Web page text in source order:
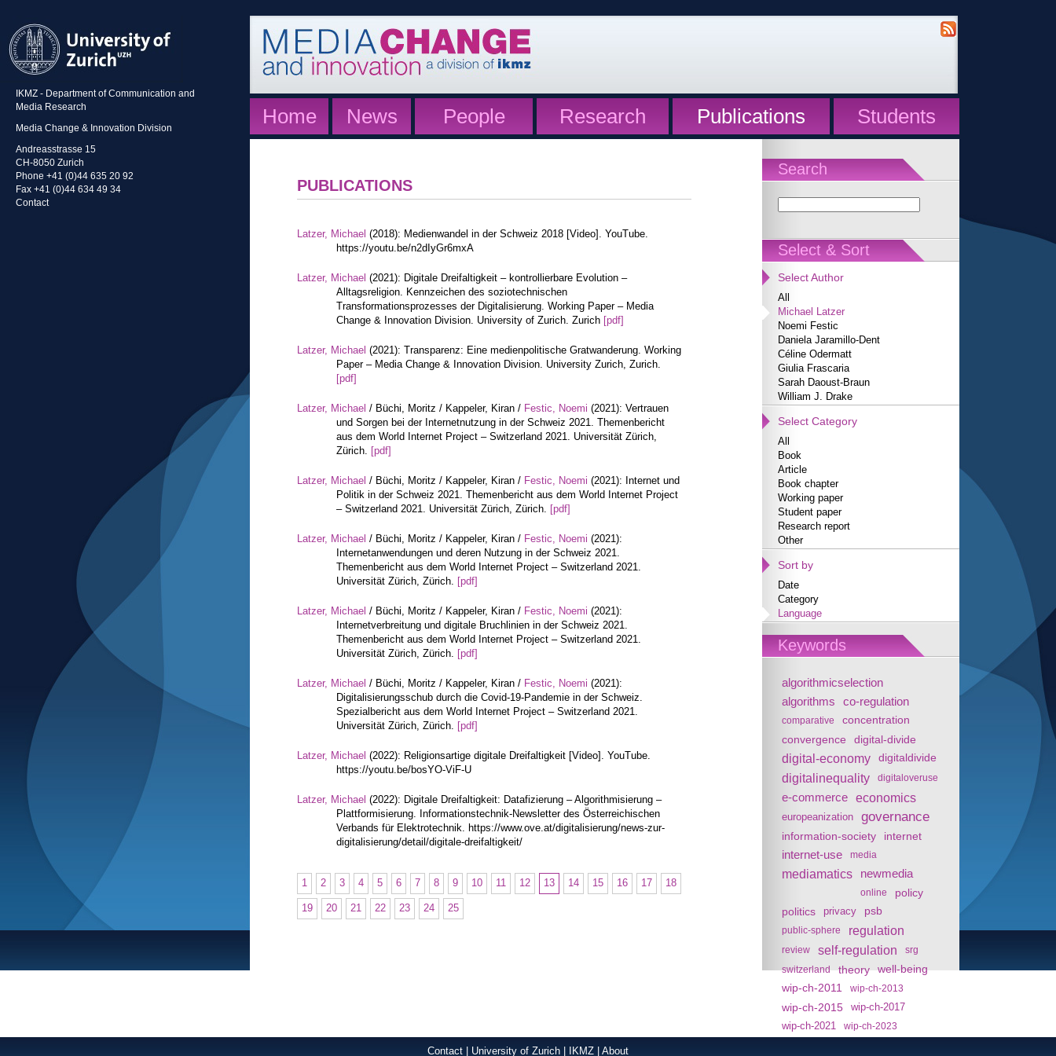
IKMZ - Department of Communication and
Media Research
Media Change & Innovation Division
Andreasstrasse 15
CH-8050 Zurich
Phone +41 (0)44 635 20 92
Fax +41 (0)44 634 49 34
Contact
Home News People Research Publications Students
Search
Select & Sort
Select Author
All
Michael Latzer
Noemi Festic
Daniela Jaramillo-Dent
Céline Odermatt
Giulia Frascaria
Sarah Daoust-Braun
William J. Drake
Select Category
All
Book
Article
Book chapter
Working paper
Student paper
Research report
Other
Sort by
Date
Category
Language
Keywords
algorithmicselection
algorithms
co-regulation
comparative concentration
convergence digital-divide
digital-economy digitaldivide
digitalinequality digitaloveruse
e-commerce economics
europeanization governance
information-society internet
internet-use media
mediamatics newmedia
online
policy
politics
privacy psb
public-sphere regulation
review self-regulation
srg
switzerland
theory
well-being
wip-ch-2011
wip-ch-2013
wip-ch-2015
wip-ch-2017
wip-ch-2021
wip-ch-2023
PUBLICATIONS
Latzer, Michael (2018): Medienwandel in der Schweiz 2018 [Video]. YouTube.
https://youtu.be/n2dIyGr6mxA
Latzer, Michael (2021): Digitale Dreifaltigkeit – kontrollierbare Evolution –
Alltagsreligion. Kennzeichen des soziotechnischen
Transformationsprozesses der Digitalisierung. Working Paper – Media
Change & Innovation Division. University of Zurich. Zurich [pdf]
Latzer, Michael (2021): Transparenz: Eine medienpolitische Gratwanderung. Working
Paper – Media Change & Innovation Division. University Zurich, Zurich.
[pdf]
Latzer, Michael / Büchi, Moritz / Kappeler, Kiran / Festic, Noemi (2021): Vertrauen
und Sorgen bei der Internetnutzung in der Schweiz 2021. Themenbericht
aus dem World Internet Project – Switzerland 2021. Universität Zürich,
Zürich. [pdf]
Latzer, Michael / Büchi, Moritz / Kappeler, Kiran / Festic, Noemi (2021): Internet und
Politik in der Schweiz 2021. Themenbericht aus dem World Internet Project
– Switzerland 2021. Universität Zürich, Zürich. [pdf]
Latzer, Michael / Büchi, Moritz / Kappeler, Kiran / Festic, Noemi (2021):
Internetanwendungen und deren Nutzung in der Schweiz 2021.
Themenbericht aus dem World Internet Project – Switzerland 2021.
Universität Zürich, Zürich. [pdf]
Latzer, Michael / Büchi, Moritz / Kappeler, Kiran / Festic, Noemi (2021):
Internetverbreitung und digitale Bruchlinien in der Schweiz 2021.
Themenbericht aus dem World Internet Project – Switzerland 2021.
Universität Zürich, Zürich. [pdf]
Latzer, Michael / Büchi, Moritz / Kappeler, Kiran / Festic, Noemi (2021):
Digitalisierungsschub durch die Covid-19-Pandemie in der Schweiz.
Spezialbericht aus dem World Internet Project – Switzerland 2021.
Universität Zürich, Zürich. [pdf]
Latzer, Michael (2022): Religionsartige digitale Dreifaltigkeit [Video]. YouTube.
https://youtu.be/bosYO-ViF-U
Latzer, Michael (2022): Digitale Dreifaltigkeit: Datafizierung – Algorithmisierung –
Plattformisierung. Informationstechnik-Newsletter des Österreichischen
Verbands für Elektrotechnik. https://www.ove.at/digitalisierung/news-zur-
digitalisierung/detail/digitale-dreifaltigkeit/
1 2 3 4 5 6 7 8 9 10 11 12 13 14 15 16 17 18
19 20 21 22 23 24 25
Contact University of Zurich IKMZ About